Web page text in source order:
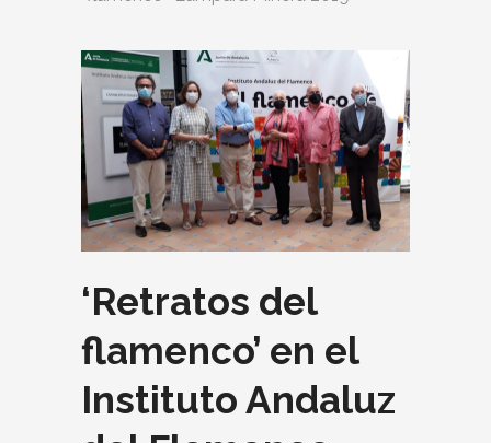
‘Retratos del
flamenco’ en el
Instituto Andaluz